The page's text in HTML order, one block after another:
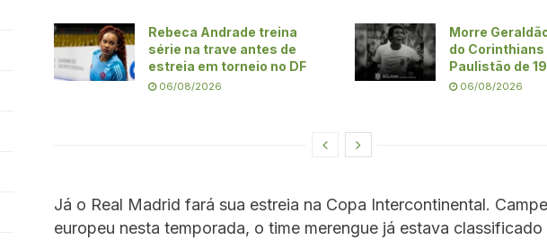
Rebeca Andrade treina
série na trave antes de
estreia em torneio no DF
06/08/2026
Morre
do
Paulistão de
06/08/2026
Já o Real Madrid fará sua estreia na Copa Intercontinental.
europeu nesta temporada, o time merengue já estava classificado